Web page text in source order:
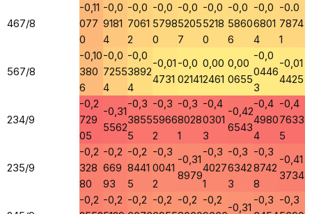
467/8
-0,11
077
0
-0,0
9181
4
-0,0
7061
2
-0,0
5798
0
-0,0
5205
7
-0,0
5218
0
-0,0
5860
6
-0,0
6801
4
-0.0
7874
1
567/8
-0,10
380
6
-0,0
7255
4
-0,0
3892
4
-0,01
4731
-0,0
02141
0,00
2461
0,00
0655
-0,0
0446
3
-0,01
4425
234/9
-0,2
729
05
-0,31
5562
-0,3
3855
5
-0,3
5966
2
-0,3
8028
1
-0,4
0301
3
-0,42
6543
-0,4
4980
4
-0,4
7633
5
235/9
-0,2
328
80
-0,2
669
93
-0,2
8441
5
-0,3
0041
2
-0,31
8979
-0,3
4027
1
-0,3
6342
3
-0,3
8742
8
-0,41
3734
-0,2 -0,2 -0,2 -0,2 -0,2 -0,2
-0,31
-0,3 -0,3